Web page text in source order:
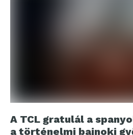
A TCL gratulál a
a történelmi bajnoki